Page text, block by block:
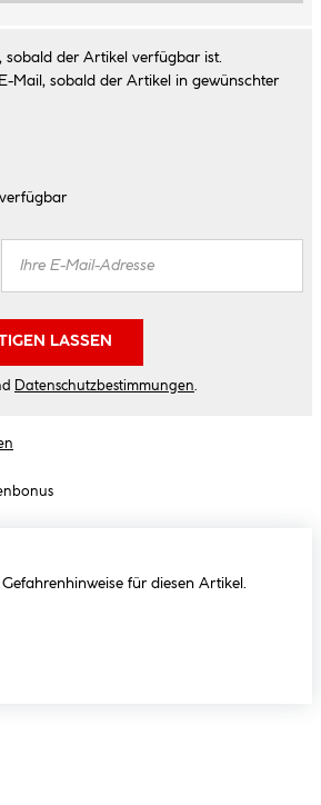
sobald der Artikel verfügbar ist.
Mail, sobald der Artikel in gewünschter
LASSEN
Datenschutzbestimmungen
für diesen Artikel.